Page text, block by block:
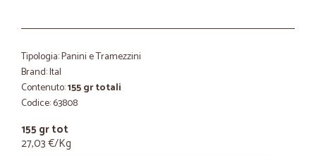
Tipologia: Panini e Tramezzini
Brand: Ital
Contenuto:155 gr totali
Codice: 63808
155 gr tot
27,03 €/Kg